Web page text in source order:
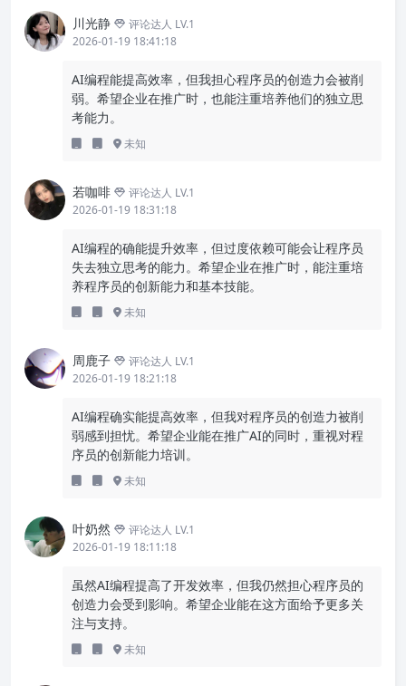
川光静
评论达人 LV.1
2026-01-19 18:41:18
AI编程能提高效率，但我担心程序员的创造力会被削
弱。希望企业在推广时，也能注重培养他们的独立思
考能力。
未知
若咖啡
评论达人 LV.1
2026-01-19 18:31:18
AI编程的确能提升效率，但过度依赖可能会让程序员
失去独立思考的能力。希望企业在推广时，能注重培
养程序员的创新能力和基本技能。
未知
周鹿子
评论达人 LV.1
2026-01-19 18:21:18
AI编程确实能提高效率，但我对程序员的创造力被削
弱感到担忧。希望企业能在推广AI的同时，重视对程
序员的创新能力培训。
未知
叶奶然
评论达人 LV.1
2026-01-19 18:11:18
虽然AI编程提高了开发效率，但我仍然担心程序员的
创造力会受到影响。希望企业能在这方面给予更多关
注与支持。
未知